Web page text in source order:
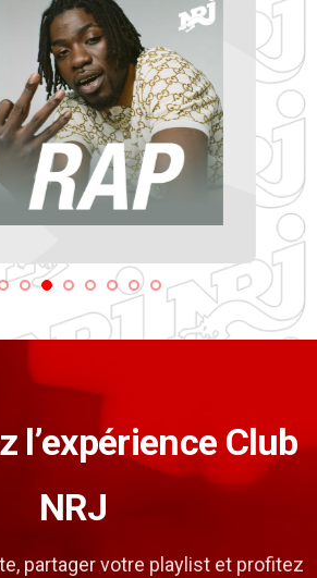
l’expérience Club
NRJ
partager votre playlist et profitez